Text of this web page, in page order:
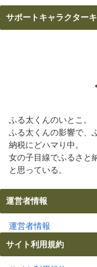
サポートキャラクター
ふる太くんのいとこ。
ふる太くんの影響で、
納税にどハマり中。
女の子目線でふるさと
と思っている。
運営者情報
運営者情報
サイト利用規約